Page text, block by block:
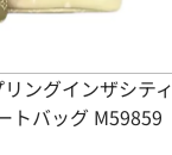
ングインザシティ
トバッグ M59859